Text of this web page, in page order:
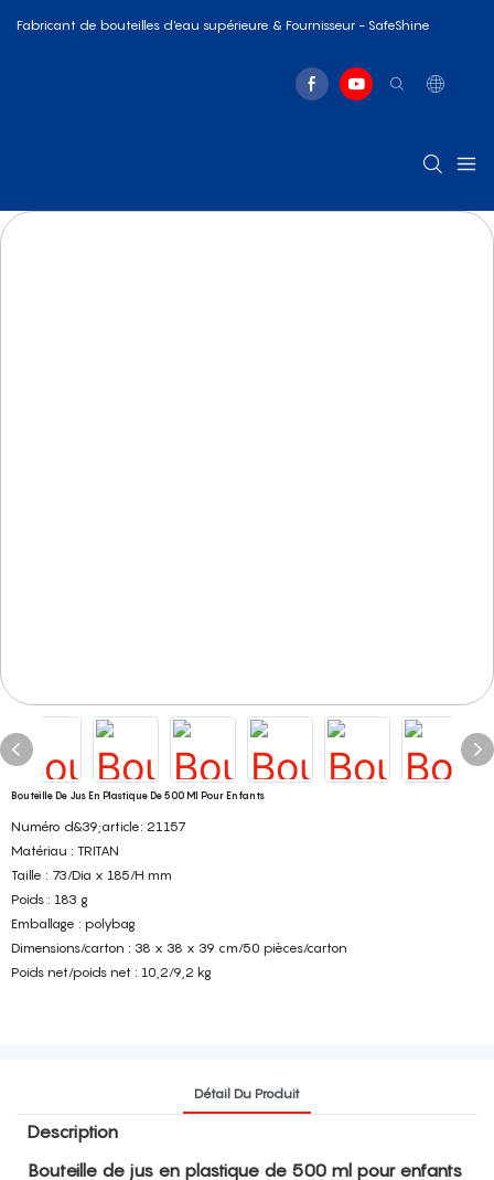
Fabricant de bouteilles d'eau supérieure & Fournisseur - SafeShine
Bouteille De Jus En Plastique De 500 Ml Pour Enfants
Numéro d&39;article: 21157
Matériau : TRITAN
Taille : 73/Dia x 185/H mm
Poids : 183 g
Emballage : polybag
Dimensions/carton : 38 x 38 x 39 cm/50 pièces/carton
Poids net/poids net : 10,2/9,2 kg
Détail Du Produit
Description
Bouteille de jus en plastique de 500 ml pour enfants